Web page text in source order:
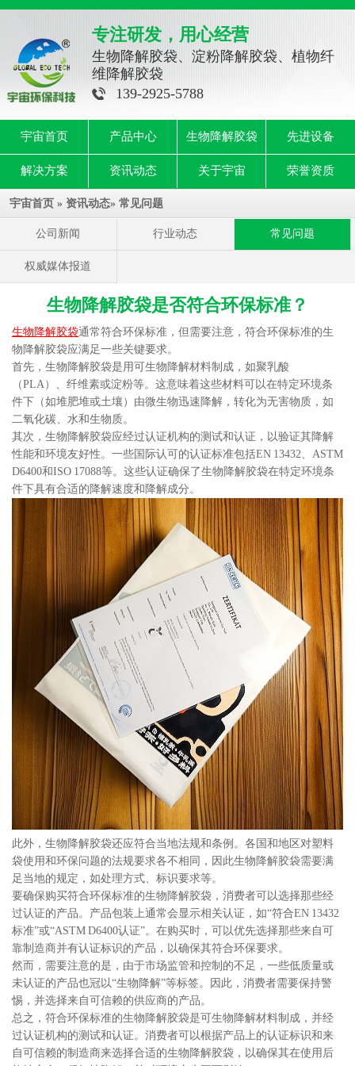
专注研发，用心经营
生物降解胶袋、淀粉降解胶袋、植物纤
维降解胶袋
139-2925-5788
宇宙首页 产品中心 生物降解胶袋 先进设备
解决方案 资讯动态 关于宇宙 荣誉资质
宇宙首页 » 资讯动态» 常见问题
公司新闻 行业动态 常见问题
权威媒体报道
生物降解胶袋是否符合环保标准？
生物降解胶袋通常符合环保标准，但需要注意，符合环保标准的生
物降解胶袋应满足一些关键要求。
首先，生物降解胶袋是用可生物降解材料制成，如聚乳酸
（PLA）、纤维素或淀粉等。这意味着这些材料可以在特定环境条
件下（如堆肥堆或土壤）由微生物迅速降解，转化为无害物质，如
二氧化碳、水和生物质。
其次，生物降解胶袋应经过认证机构的测试和认证，以验证其降解
性能和环境友好性。一些国际认可的认证标准包括EN 13432、ASTM
D6400和ISO 17088等。这些认证确保了生物降解胶袋在特定环境条
件下具有合适的降解速度和降解成分。
此外，生物降解胶袋还应符合当地法规和条例。各国和地区对塑料
袋使用和环保问题的法规要求各不相同，因此生物降解胶袋需要满
足当地的规定，如处理方式、标识要求等。
要确保购买符合环保标准的生物降解胶袋，消费者可以选择那些经
过认证的产品。产品包装上通常会显示相关认证，如“符合EN 13432
标准”或“ASTM D6400认证”。在购买时，可以优先选择那些来自可
靠制造商并有认证标识的产品，以确保其符合环保要求。
然而，需要注意的是，由于市场监管和控制的不足，一些低质量或
未认证的产品也冠以“生物降解”等标签。因此，消费者需要保持警
惕，并选择来自可信赖的供应商的产品。
总之，符合环保标准的生物降解胶袋是可生物降解材料制成，并经
过认证机构的测试和认证。消费者可以根据产品上的认证标识和来
自可信赖的制造商来选择合适的生物降解胶袋，以确保其在使用后